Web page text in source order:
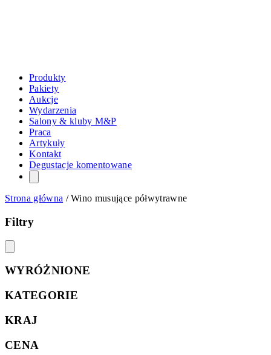
Produkty
Pakiety
Aukcje
Wydarzenia
Salony & kluby M&P
Praca
Artykuły
Kontakt
Degustacje komentowane
Strona główna /Wino musujące półwytrawne
Filtry
WYRÓŻNIONE
KATEGORIE
KRAJ
CENA